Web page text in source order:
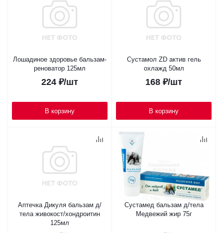
Лошадиное здоровье бальзам-
реноватор 125мл
224 ₽/шт
В корзину
Сустамол ZD актив гель
охлажд 50мл
168 ₽/шт
В корзину
Аптечка Дикуля бальзам д/
тела живокост/хондроитин
125мл
Сустамед бальзам д/тела
Медвежий жир 75г